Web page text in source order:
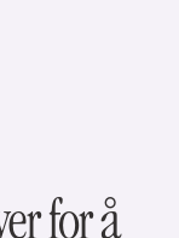
for å